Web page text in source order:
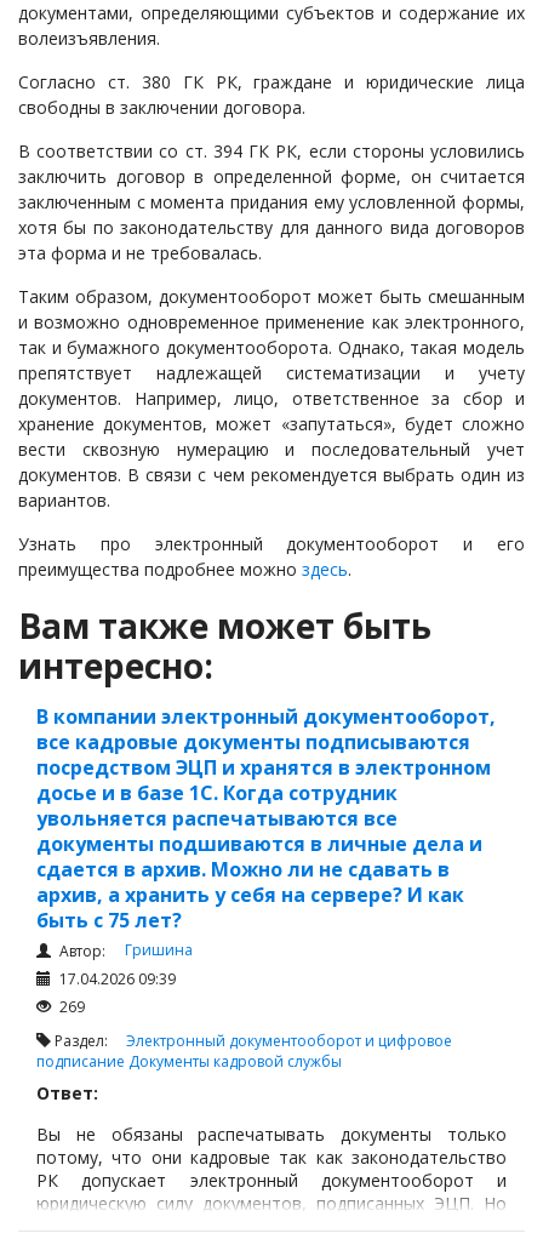
документами, определяющими субъектов и содержание их
волеизъявления.
Согласно ст. 380 ГК РК, граждане и юридические лица
свободны в заключении договора.
В соответствии со ст. 394 ГК РК, если стороны условились
заключить договор в определенной форме, он считается
заключенным с момента придания ему условленной формы,
хотя бы по законодательству для данного вида договоров
эта форма и не требовалась.
Таким образом, документооборот может быть смешанным
и возможно одновременное применение как электронного,
так и бумажного документооборота. Однако, такая модель
препятствует надлежащей систематизации и учету
документов. Например, лицо, ответственное за сбор и
хранение документов, может «запутаться», будет сложно
вести сквозную нумерацию и последовательный учет
документов. В связи с чем рекомендуется выбрать один из
вариантов.
Узнать про электронный документооборот и его
преимущества подробнее можно здесь.
Вам также может быть
интересно:
В компании электронный документооборот,
все кадровые документы подписываются
посредством ЭЦП и хранятся в электронном
досье и в базе 1С. Когда сотрудник
увольняется распечатываются все
документы подшиваются в личные дела и
сдается в архив. Можно ли не сдавать в
архив, а хранить у себя на сервере? И как
быть с 75 лет?
Автор:
Гришина
17.04.2026 09:39
269
Раздел: Электронный документооборот и цифровое
подписание Документы кадровой службы
Ответ:
Вы не обязаны распечатывать документы только
потому, что они кадровые так как законодательство
РК допускает электронный документооборот и
юридическую силу документов, подписанных ЭЦП. Но
это не отменяет требований трудового и архивного